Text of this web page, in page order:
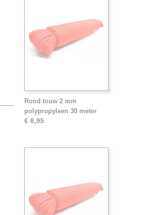
Rood touw 2 mm
polypropyleen 30 meter
€ 8,95